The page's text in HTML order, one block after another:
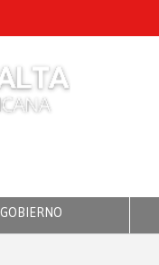
GOBIERNO